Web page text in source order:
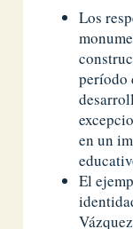
Los
período
en un
El